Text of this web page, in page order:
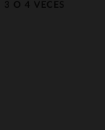
3 O 4 VECES